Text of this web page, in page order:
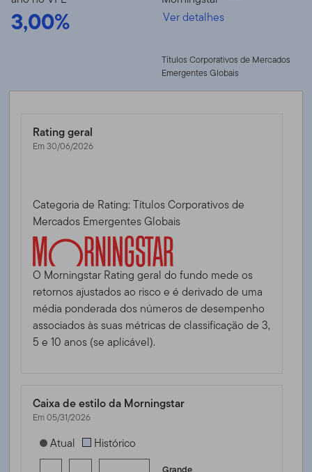
3,00% Ver detalhes
Títulos Corporativos de Mercados
Emergentes Globais
Rating geral
Em 30/06/2026
Categoria de Rating: Títulos Corporativos de
Mercados Emergentes Globais
O Morningstar Rating geral do fundo mede os
retornos ajustados ao risco e é derivado de uma
média ponderada dos números de desempenho
associados às suas métricas de classificação de 3,
5 e 10 anos (se aplicável).
Caixa de estilo da Morningstar
Em 05/31/2026
[products.morningstar-stylebox-title-sr-equity]
Atual Histórico
Grande